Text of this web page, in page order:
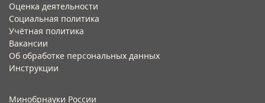
Оценка деятельности
Социальная политика
Учётная политика​
Вакансии​
Об обработке персональных данных​
Инструкции​
Минобрнауки России